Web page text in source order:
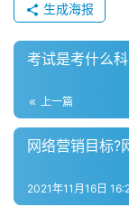
生成海报
考试是考什么
上一篇
网络营销目标?
2021年11月16日